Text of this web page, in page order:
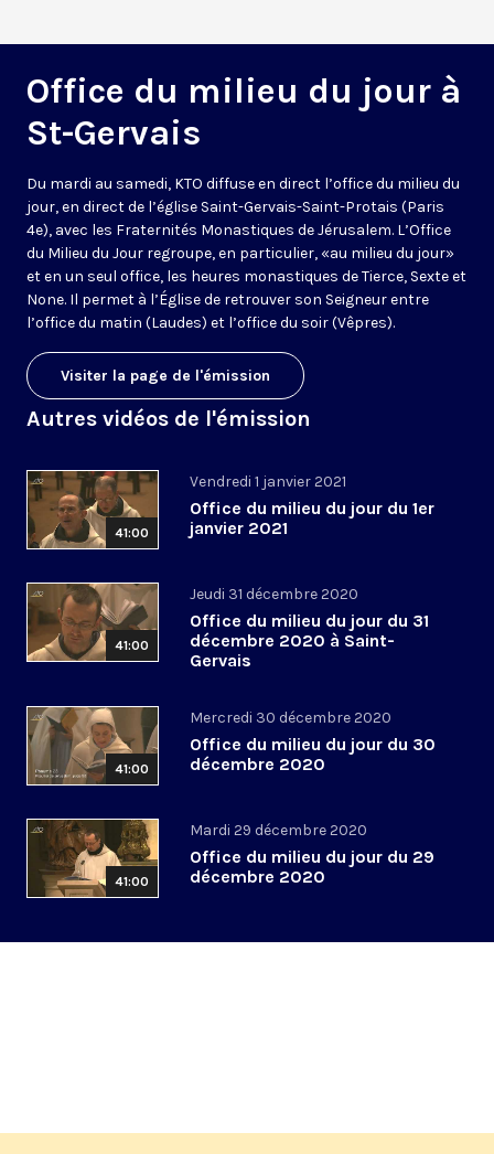
Office du milieu du jour à
St-Gervais
Du mardi au samedi, KTO diffuse en direct l’office du milieu du
jour, en direct de l’église Saint-Gervais-Saint-Protais (Paris
4e), avec les Fraternités Monastiques de Jérusalem. L’Office
du Milieu du Jour regroupe, en particulier, «au milieu du jour»
et en un seul office, les heures monastiques de Tierce, Sexte et
None. Il permet à l’Église de retrouver son Seigneur entre
l’office du matin (Laudes) et l’office du soir (Vêpres).
Visiter la page de l'émission
Autres vidéos de l'émission
41:00
Vendredi 1 janvier 2021
Office du milieu du jour du 1er
janvier 2021
41:00
Jeudi 31 décembre 2020
Office du milieu du jour du 31
décembre 2020 à Saint-
Gervais
41:00
Mercredi 30 décembre 2020
Office du milieu du jour du 30
décembre 2020
41:00
Mardi 29 décembre 2020
Office du milieu du jour du 29
décembre 2020